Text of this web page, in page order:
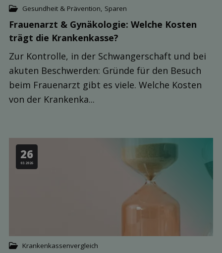
Gesundheit & Prävention Sparen
Frauenarzt & Gynäkologie: Welche Kosten
trägt die Kranken­kasse?
Zur Kontrolle, in der Schwangerschaft und bei
akuten Beschwerden: Gründe für den Besuch
beim Frauenarzt gibt es viele. Welche Kosten
von der Krankenka...
26
03.2026
Krankenkassenvergleich